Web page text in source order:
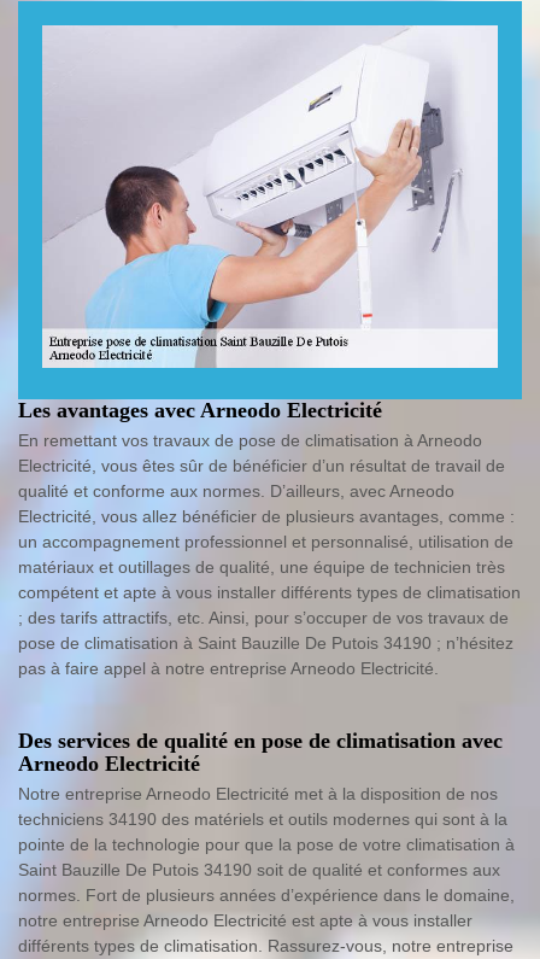
Les avantages avec Arneodo Electricité
En remettant vos travaux de pose de climatisation à Arneodo
Electricité, vous êtes sûr de bénéficier d’un résultat de travail de
qualité et conforme aux normes. D’ailleurs, avec Arneodo
Electricité, vous allez bénéficier de plusieurs avantages, comme :
un accompagnement professionnel et personnalisé, utilisation de
matériaux et outillages de qualité, une équipe de technicien très
compétent et apte à vous installer différents types de climatisation
; des tarifs attractifs, etc. Ainsi, pour s’occuper de vos travaux de
pose de climatisation à Saint Bauzille De Putois 34190 ; n’hésitez
pas à faire appel à notre entreprise Arneodo Electricité.
Des services de qualité en pose de climatisation avec
Arneodo Electricité
Notre entreprise Arneodo Electricité met à la disposition de nos
techniciens 34190 des matériels et outils modernes qui sont à la
pointe de la technologie pour que la pose de votre climatisation à
Saint Bauzille De Putois 34190 soit de qualité et conformes aux
normes. Fort de plusieurs années d’expérience dans le domaine,
notre entreprise Arneodo Electricité est apte à vous installer
différents types de climatisation. Rassurez-vous, notre entreprise